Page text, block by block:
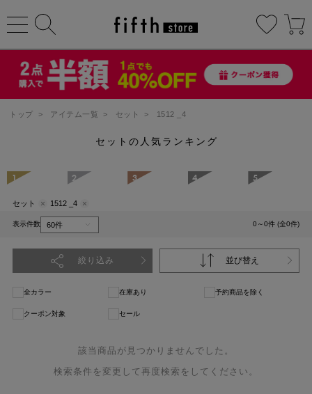
トップ > アイテム一覧 > セット > 1512 _4
セットの人気ランキング
1 2 3 4 5
セット 1512 _4
表示件数 0～0件 (全0件)
絞り込み 並び替え
全カラー 在庫あり 予約商品を除く
クーポン対象 セール
該当商品が見つかりませんでした。
検索条件を変更して再度検索をしてください。